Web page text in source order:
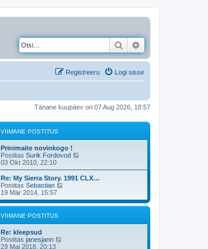
Otsi
Logi sisse
Registreeru
Tänane kuupäev on 07 Aug 2026, 18:57
VIIMANE POSTITUS
Prinimaite novinkogo !
Postitas Surik Fordovod
a
t
i
s
03 Okt 2010, 22:10
Re: My Sierra Story. 1991 CLX…
Postitas Sebastian
a
t
19 Mär 2014, 15:57
VIIMANE POSTITUS
Re: kleepsud
Postitas janesjann
29 Mai 2018, 20:13